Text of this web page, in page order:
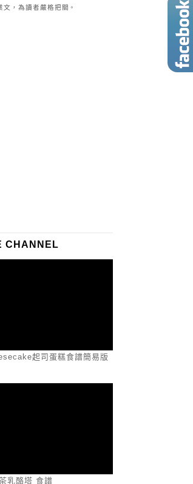
文，為讀者嚴格把關。
CHANNEL
起司蛋糕食譜簡易版
乳酪塔 食譜